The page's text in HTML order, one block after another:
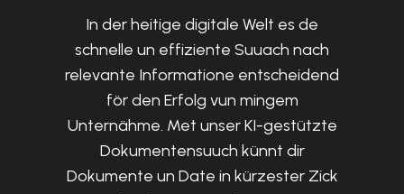
In der heitige digitale Welt es de
schnelle un effiziente Suuach nach
relevante Informatione entscheidend
för den Erfolg vun mingem
Unternähme. Met unser KI-gestützte
Dokumentensuuch künnt dir
Dokumente un Date in kürzester Zick